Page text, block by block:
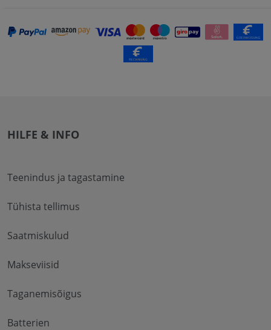
HILFE & INFO
Teenindus ja tagastamine
Tühista tellimus
Saatmiskulud
Makseviisid
Taganemisõigus
Batterien